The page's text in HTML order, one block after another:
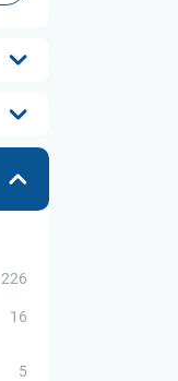
226
16
5